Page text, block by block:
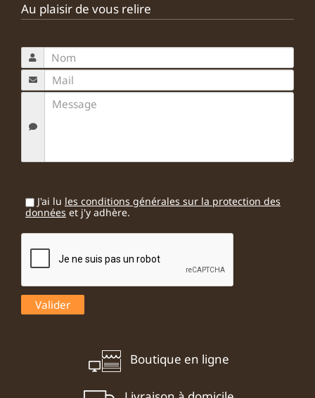
Au plaisir de vous relire
J'ai lu les conditions générales sur la protection des
données et j'y adhère.
Boutique en ligne